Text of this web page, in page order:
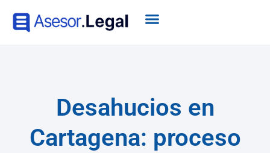
Desahucios en
Cartagena: proceso